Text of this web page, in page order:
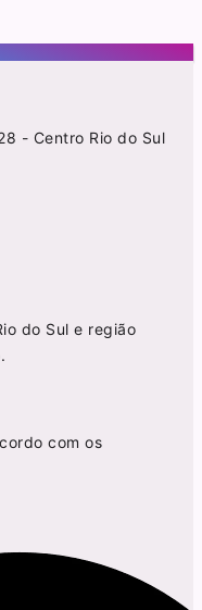
- Centro Rio do Sul
do Sul e região
com os